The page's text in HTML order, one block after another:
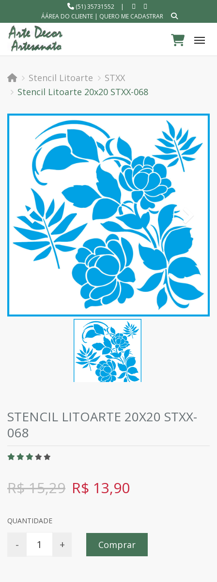
(51) 35731552
|
ÁÁREA DO CLIENTE| QUERO ME CADASTRAR
Stencil Litoarte
STXX
Stencil Litoarte 20x20 STXX-068
STENCIL LITOARTE 20X20 STXX-
068
R$ 15,29 R$ 13,90
QUANTIDADE
- + Comprar